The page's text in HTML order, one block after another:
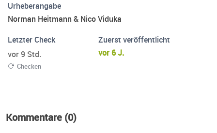
Urheberangabe
Norman Heitmann & Nico Viduka
Letzter Check
vor 9 Std.
Checken
Zuerst veröffentlicht
vor 6 J.
Kommentare (0)